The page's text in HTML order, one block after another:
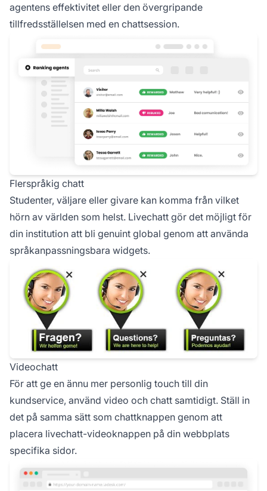
agentens effektivitet eller den övergripande
tillfredsställelsen med en chattsession.
Flerspråkig chatt
Studenter, väljare eller givare kan komma från vilket
hörn av världen som helst. Livechatt gör det möjligt för
din institution att bli genuint global genom att använda
språkanpassningsbara widgets.
Videochatt
För att ge en ännu mer personlig touch till din
kundservice, använd video och chatt samtidigt. Ställ in
det på samma sätt som chattknappen genom att
placera livechatt-videoknappen på din webbplats
specifika sidor.